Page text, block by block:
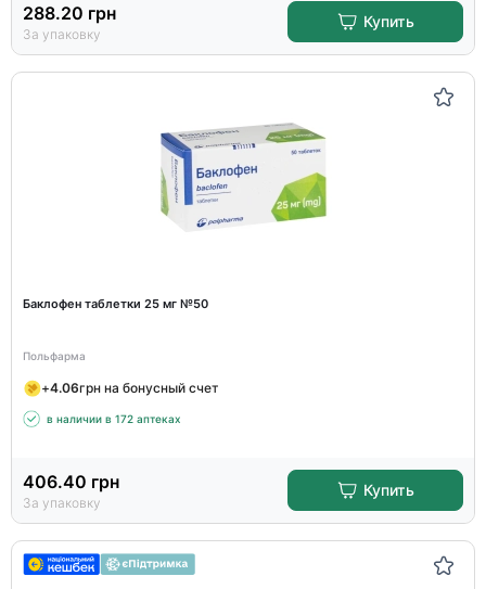
288.20 грн
За упаковку
Купить
Баклофен таблетки 25 мг №50
Польфарма
+4.06грн на бонусный счет
в наличии в 172 аптеках
406.40 грн
За упаковку
Купить